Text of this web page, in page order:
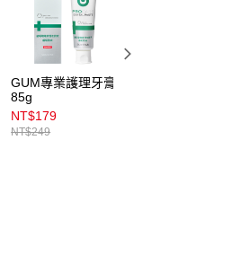
GUM專業護理牙膏
85g
NT$179
NT$249